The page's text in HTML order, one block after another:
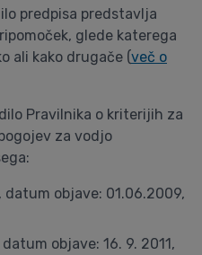
predpisa predstavlja
glede katerega
ali kako drugače (več o
Pravilnika o kriterijih za
za vodjo
datum objave: 01.06.2009,
objave: 16. 9. 2011,